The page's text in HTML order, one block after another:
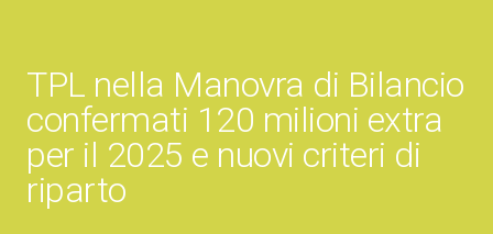
Blog
Eventi
TPL nella Manovra di Bilancio
confermati 120 milioni extra
per il 2025 e nuovi criteri di
riparto